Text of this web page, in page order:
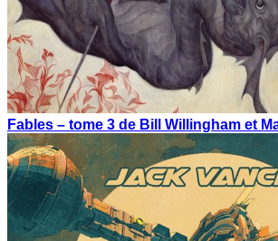
Fables – tome 3 de Bill Willingham et